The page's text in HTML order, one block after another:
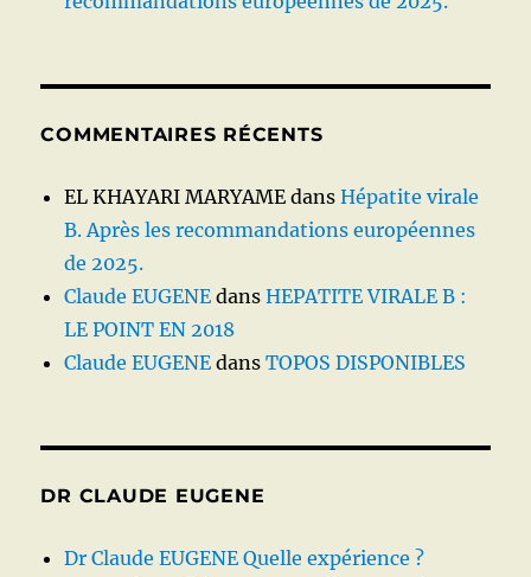
COMMENTAIRES RÉCENTS
EL KHAYARI MARYAME dansHépatite virale
B. Après les recommandations européennes
de 2025.
Claude EUGENE dansHEPATITE VIRALE B :
LE POINT EN 2018
Claude EUGENE dansTOPOS DISPONIBLES
DR CLAUDE EUGENE
Dr Claude EUGENE Quelle expérience ?